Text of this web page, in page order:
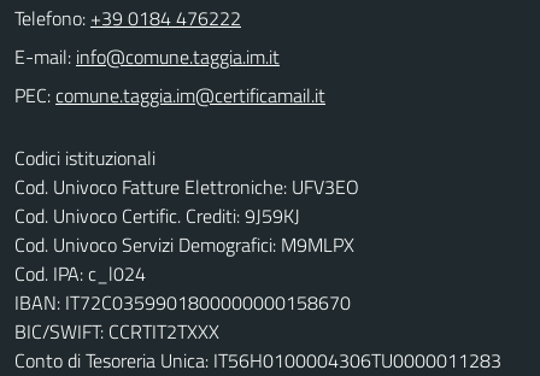
Telefono: +39 0184 476222
E-mail:
PEC:
Codici istituzionali
Cod. Univoco Fatture Elettroniche: UFV3EO
Cod. Univoco Certific. Crediti: 9J59KJ
Cod. Univoco Servizi Demografici: M9MLPX
Cod. IPA: c_l024
IBAN: IT72C0359901800000000158670
BIC/SWIFT: CCRTIT2TXXX
Conto di Tesoreria Unica: IT56H0100004306TU0000011283